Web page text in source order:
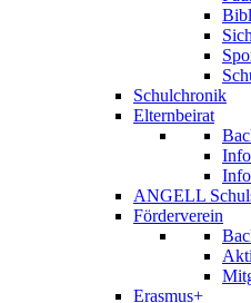
Schulchronik
Elternbeirat
ANGELL
Förderverein
Erasmus+